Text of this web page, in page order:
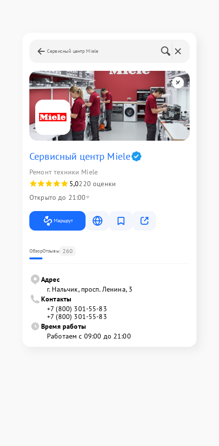
Сервисный центр Miele
Сервисный центр Miele
Ремонт техники Miele
5,0220 оценки
Открыто до 21:00
Маршрут
ОбзорОтзывы 260
Адрес
г. Нальчик, просп. Ленина, 3
Контакты
+7 (800) 301-55-83
+7 (800) 301-55-83
Время работы
Работаем с 09:00 до 21:00